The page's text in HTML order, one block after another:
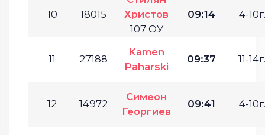
10 18015
Христов
107 ОУ
09:14 4-10г.
11 27188
Kamen
Paharski
09:37 11-14г.
12 14972
Симеон
Георгиев
09:41 4-10г.